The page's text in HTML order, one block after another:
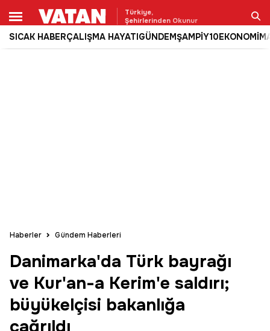
Türkiye,
Şehirlerinden Okunur
SICAK HABERÇALIŞMA HAYATIGÜNDEMŞAMPİY10EKONOMİ
Ara
Haberler Gündem Haberleri
Danimarka'da Türk bayrağı
ve Kur'an-a Kerim'e saldırı;
büyükelçisi bakanlığa